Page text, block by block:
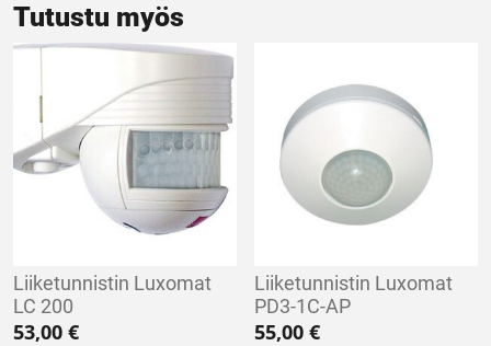
Tutustu myös
Liiketunnistin Luxomat
LC 200
53,00 €
Liiketunnistin Luxomat
PD3-1C-AP
55,00€